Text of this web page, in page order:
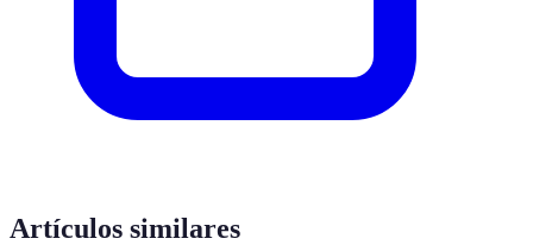
Artículos similares